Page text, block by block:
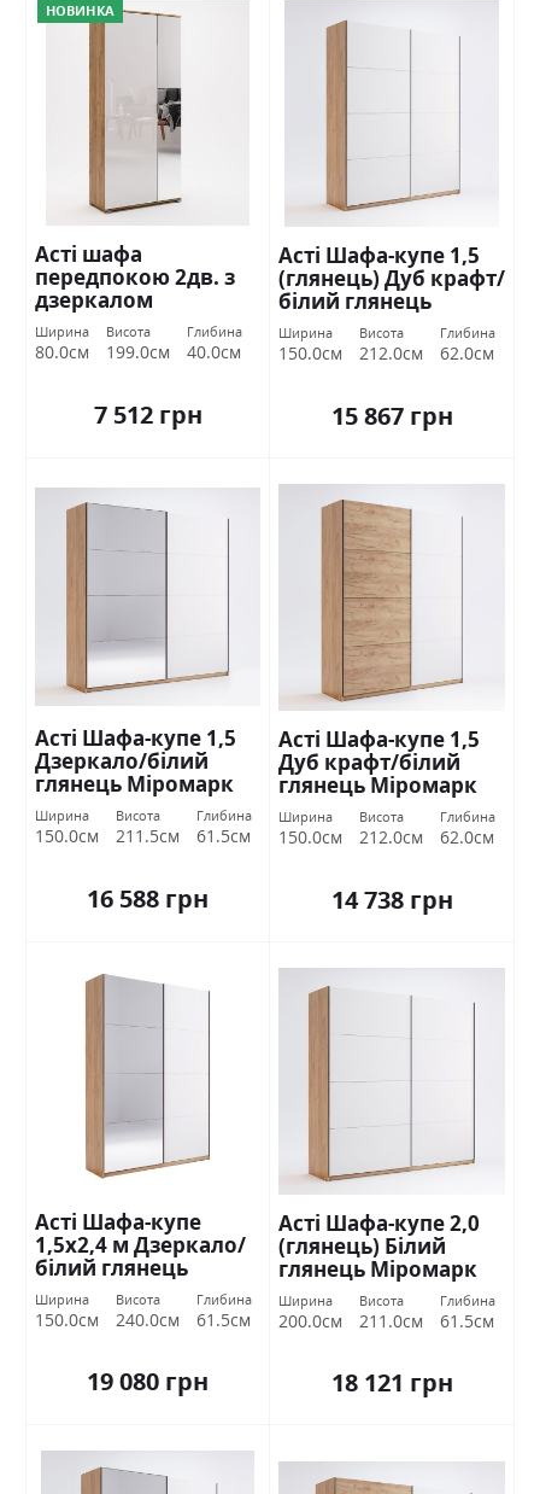
НОВИНКА
Асті шафа
передпокою 2дв. з
дзеркалом
Міромарк
Ширина
80.0см
Висота
199.0см
Глибина
40.0см
7 512 грн
Асті Шафа-купе 1,5
(глянець) Дуб крафт/
білий глянець
Міромарк
Ширина
150.0см
Висота
212.0см
Глибина
62.0см
15 867 грн
Асті Шафа-купе 1,5
Дзеркало/білий
глянець Міромарк
Ширина
150.0см
Висота
211.5см
Глибина
61.5см
16 588 грн
Асті Шафа-купе 1,5
Дуб крафт/білий
глянець Міромарк
Ширина
150.0см
Висота
212.0см
Глибина
62.0см
14 738 грн
Асті Шафа-купе
1,5х2,4 м Дзеркало/
білий глянець
Міромарк
Ширина
150.0см
Висота
240.0см
Глибина
61.5см
19 080 грн
Асті Шафа-купе 2,0
(глянець) Білий
глянець Міромарк
Ширина
200.0см
Висота
211.0см
Глибина
61.5см
18 121 грн